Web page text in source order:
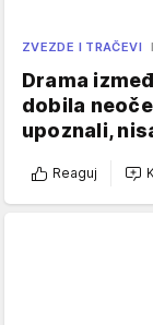
ZVEZDE I TRAČEVI
Drama
dobila
upoznali,
Reaguj